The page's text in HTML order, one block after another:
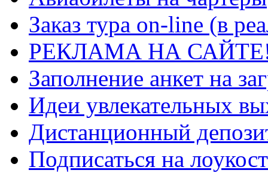
Заказ тура on-line (в
РЕКЛАМА НА
Заполнение анкет на
Идеи увлекательных
Дистанционный
Подписаться на